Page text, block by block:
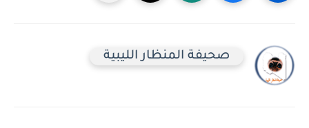
صحيفة المنظار الليبية